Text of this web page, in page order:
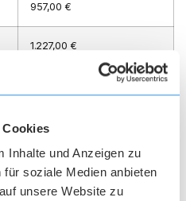
Cookies
Inhalte und Anzeigen zu
soziale Medien anbieten
unsere Website zu
957,00 €
1.227,00 €
1.507,00 €